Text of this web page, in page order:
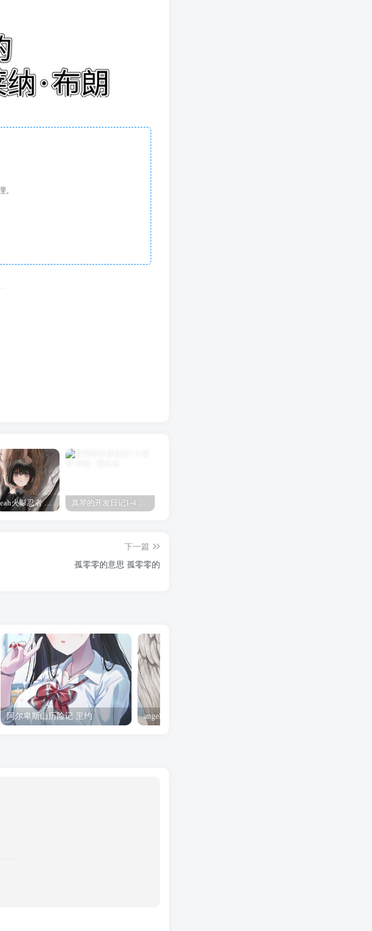
。
angel yeah火影忍者 Angel 真琴的开发日记1-4 真琴
下一篇
孤零零的意思 孤零零的
阿尔卑斯山历险记 里约 angel yeah火影忍者 Angel